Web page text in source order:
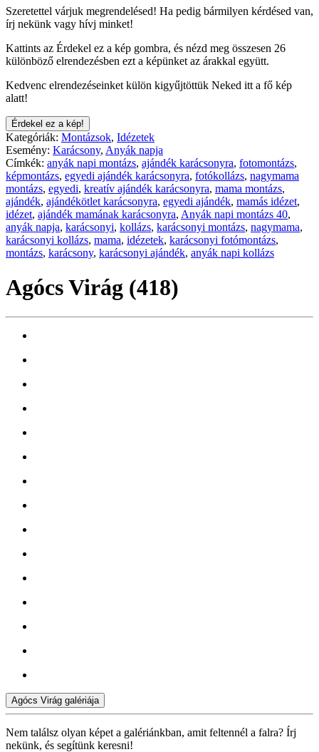
Szeretettel várjuk megrendelésed! Ha pedig bármilyen kérdésed van,
írj nekünk vagy hívj minket!
Kattints az Érdekel ez a kép gombra, és nézd meg összesen 26
különböző elrendezésben ezt a képünket az árakkal együtt.
Kedvenc elrendezéseinket külön kigyűjtöttük Neked itt a fő kép
alatt!
Érdekel ez a kép!
Kategóriák: Montázsok, Idézetek
Esemény: Karácsony, Anyák napja
Címkék: anyák napi montázs, ajándék karácsonyra, fotomontázs,
képmontázs, egyedi ajándék karácsonyra, fotókollázs, nagymama
montázs, egyedi, kreatív ajándék karácsonyra, mama montázs,
ajándék, ajándékötlet karácsonyra, egyedi ajándék, mamás idézet,
idézet, ajándék mamának karácsonyra, Anyák napi montázs 40,
anyák napja, karácsonyi, kollázs, karácsonyi montázs, nagymama,
karácsonyi kollázs, mama, idézetek, karácsonyi fotómontázs,
montázs, karácsony, karácsonyi ajándék, anyák napi kollázs
Agócs Virág (418)
Agócs Virág galériája
Nem találsz olyan képet a galériánkban, amit feltennél a falra? Írj
nekünk, és segítünk keresni!